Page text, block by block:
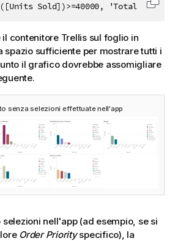
Sold])>=40000, 'Total Profit,
Copia
il contenitore Trellis sul foglio in
spazio sufficiente per mostrare tutti i
il grafico dovrebbe assomigliare
senza selezioni effettuate nell'app
nell'app (ad esempio, se si
Order Priorityspecifico), la